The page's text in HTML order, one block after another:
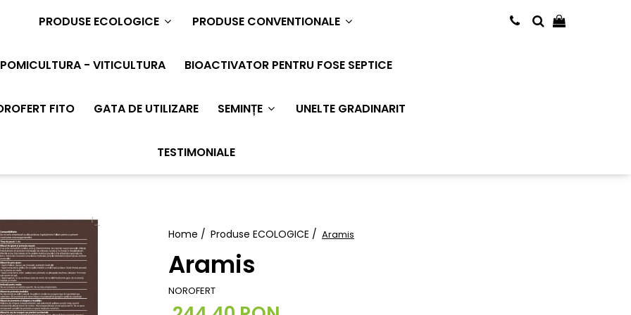
PRODUSE ECOLOGICE PRODUSE CONVENTIONALE
POMICULTURA - VITICULTURA BIOACTIVATOR PENTRU FOSE SEPTICE
FITO GATA DE UTILIZARE SEMINȚE UNELTE GRADINARIT
TESTIMONIALE
Home / Produse ECOLOGICE / Aramis
Aramis
NOROFERT